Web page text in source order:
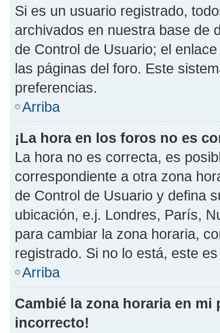
Si es un usuario registrado,
archivados en nuestra base de
de Control de Usuario; el
las páginas del foro. Este
preferencias.
Arriba
¡La hora en los foros no es
La hora no es correcta, es
correspondiente a otra zona
de Control de Usuario y defina
ubicación, e.j. Londres, París,
para cambiar la zona horaria,
registrado. Si no lo está, este
Arriba
Cambié la zona horaria en
incorrecto!